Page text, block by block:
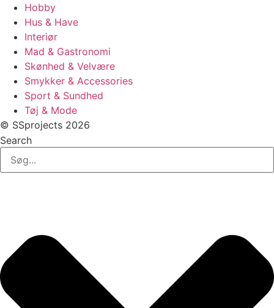
Hobby
Hus & Have
Interiør
Mad & Gastronomi
Skønhed & Velvære
Smykker & Accessories
Sport & Sundhed
Tøj & Mode
© SSprojects 2026
Search